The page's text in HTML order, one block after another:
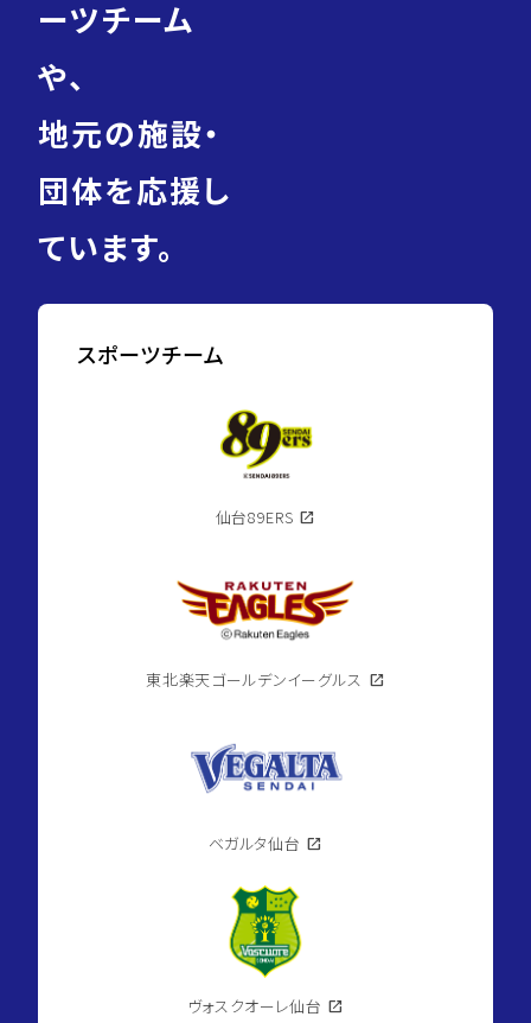
ーツチーム
や、
地元の施設・
団体を応援し
ています。
スポーツチーム
仙台89ERS open_in_new
東北楽天ゴールデンイーグルス open_in_new
ベガルタ仙台 open_in_new
ヴォスクオーレ仙台 open_in_new